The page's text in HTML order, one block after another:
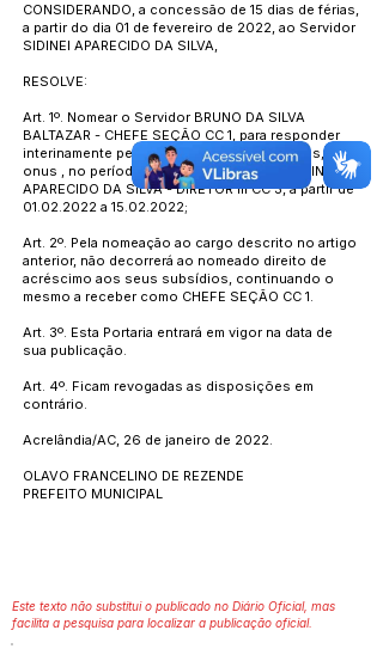
CONSIDERANDO, a concessão de 15 dias de férias,
a partir do dia 01 de fevereiro de 2022, ao Servidor
SIDINEI APARECIDO DA SILVA,
RESOLVE:
Art. 1º. Nomear o Servidor BRUNO DA SILVA
BALTAZAR - CHEFE SEÇÃO CC 1, para responder
interinamente pelo Departamento de Tributos, sem
onus , no período de férias do Servidor SIDINEI
APARECIDO DA SILVA - DIRETOR lll CC 3, a partir de
01.02.2022 a 15.02.2022;
Art. 2º. Pela nomeação ao cargo descrito no artigo
anterior, não decorrerá ao nomeado direito de
acréscimo aos seus subsídios, continuando o
mesmo a receber como CHEFE SEÇÃO CC 1.
Art. 3º. Esta Portaria entrará em vigor na data de
sua publicação.
Art. 4º. Ficam revogadas as disposições em
contrário.
Acrelândia/AC, 26 de janeiro de 2022.
OLAVO FRANCELINO DE REZENDE
PREFEITO MUNICIPAL
Este texto não substitui o publicado no Diário Oficial, mas
facilita a pesquisa para localizar a publicação oficial.